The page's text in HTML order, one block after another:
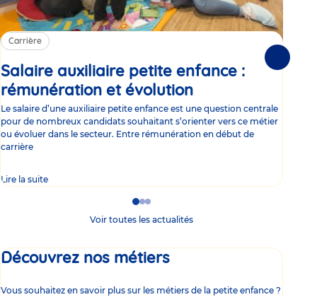
Carrière
Salaire auxiliaire petite enfance :
rémunération et évolution
Le salaire d’une auxiliaire petite enfance est une question centrale
pour de nombreux candidats souhaitant s’orienter vers ce métier
ou évoluer dans le secteur. Entre rémunération en début de
carrière
Lire la suite
Go
to
Go
to
Go
to
Voir toutes les actualités
Découvrez nos métiers
Vous souhaitez en savoir plus sur les métiers de la petite enfance ?